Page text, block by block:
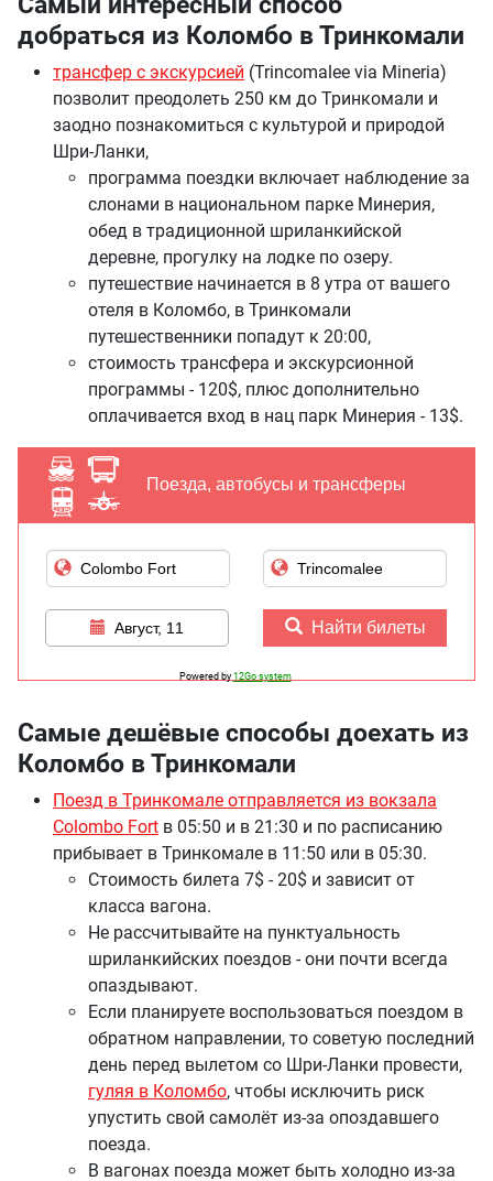
добраться из Коломбо в Тринкомали
трансфер с экскурсией (Trincomalee via Mineria)
позволит преодолеть 250 км до Тринкомали и
заодно познакомиться с культурой и природой
Шри-Ланки,
программа поездки включает наблюдение за
слонами в национальном парке Минерия,
обед в традиционной шриланкийской
деревне, прогулку на лодке по озеру.
путешествие начинается в 8 утра от вашего
отеля в Коломбо, в Тринкомали
путешественники попадут к 20:00,
стоимость трансфера и экскурсионной
программы - 120$, плюс дополнительно
оплачивается вход в нац парк Минерия - 13$.
Поезда, автобусы и трансферы
Август, 11 Найти билеты
Powered by 12Go system
Самые дешёвые способы доехать из
Коломбо в Тринкомали
Поезд в Тринкомале отправляется из вокзала
Colombo Fort в 05:50 и в 21:30 и по расписанию
прибывает в Тринкомале в 11:50 или в 05:30.
Стоимость билета 7$ - 20$ и зависит от
класса вагона.
Не рассчитывайте на пунктуальность
шриланкийских поездов - они почти всегда
опаздывают.
Если планируете воспользоваться поездом в
обратном направлении, то советую последний
день перед вылетом со Шри-Ланки провести,
гуляя в Коломбо, чтобы исключить риск
упустить свой самолёт из-за опоздавшего
поезда.
В вагонах поезда может быть холодно из-за